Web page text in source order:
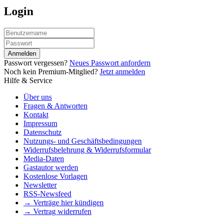
Login
Anmelden
Passwort vergessen? Neues Passwort anfordern
Noch kein Premium-Mitglied? Jetzt anmelden
Hilfe & Service
Über uns
Fragen & Antworten
Kontakt
Impressum
Datenschutz
Nutzungs- und Geschäftsbedingungen
Widerrufsbelehrung & Widerrufsformular
Media-Daten
Gastautor werden
Kostenlose Vorlagen
Newsletter
RSS-Newsfeed
→ Verträge hier kündigen
→ Vertrag widerrufen